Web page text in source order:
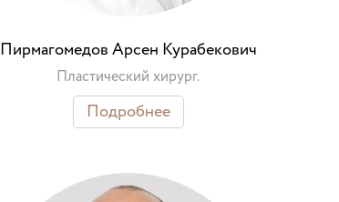
Пирмагомедов Арсен Курабекович
Пластический хирург.
Подробнее